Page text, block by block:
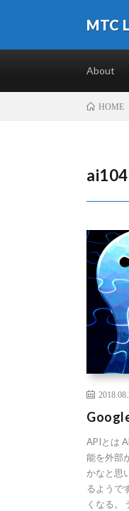
MTC
About
HOME
APIとは
能を外部
かなと思
るようで
くなる。